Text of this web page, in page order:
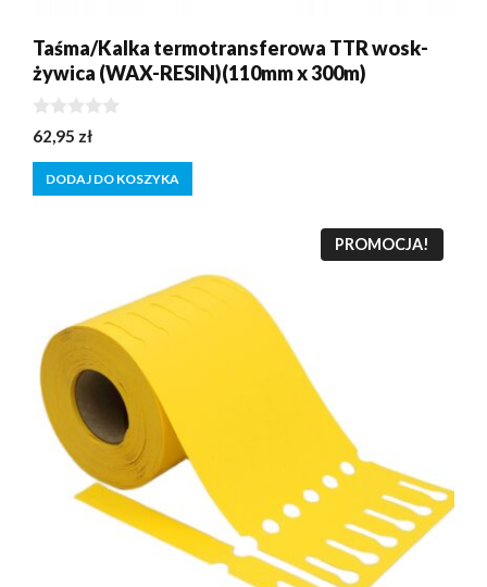
Taśma/Kalka termotransferowa TTR wosk-
żywica (WAX-RESIN)(110mm x 300m)
0
z
5
62,95 zł
DODAJ DO KOSZYKA
PROMOCJA!